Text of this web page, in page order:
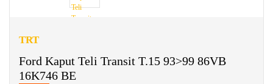
TRT
Ford Kaput Teli Transit T.15 93>99 86VB
16K746 BE